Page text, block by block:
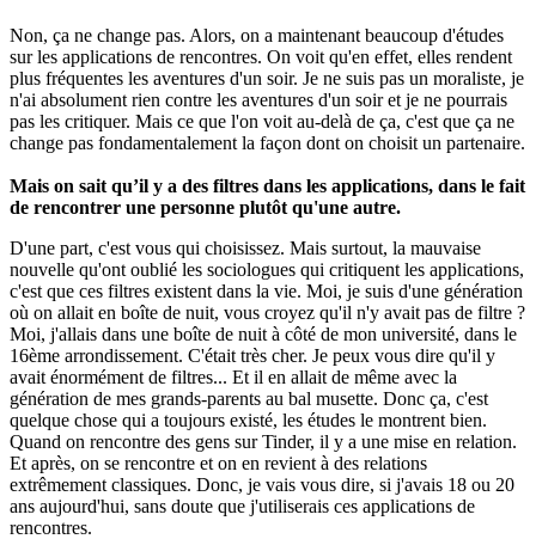
Non, ça ne change pas. Alors, on a maintenant beaucoup d'études
sur les applications de rencontres. On voit qu'en effet, elles rendent
plus fréquentes les aventures d'un soir. Je ne suis pas un moraliste, je
n'ai absolument rien contre les aventures d'un soir et je ne pourrais
pas les critiquer. Mais ce que l'on voit au-delà de ça, c'est que ça ne
change pas fondamentalement la façon dont on choisit un partenaire.
Mais on sait qu’il y a des filtres dans les applications, dans le fait
de rencontrer une personne plutôt qu'une autre.
D'une part, c'est vous qui choisissez. Mais surtout, la mauvaise
nouvelle qu'ont oublié les sociologues qui critiquent les applications,
c'est que ces filtres existent dans la vie. Moi, je suis d'une génération
où on allait en boîte de nuit, vous croyez qu'il n'y avait pas de filtre ?
Moi, j'allais dans une boîte de nuit à côté de mon université, dans le
16ème arrondissement. C'était très cher. Je peux vous dire qu'il y
avait énormément de filtres... Et il en allait de même avec la
génération de mes grands-parents au bal musette. Donc ça, c'est
quelque chose qui a toujours existé, les études le montrent bien.
Quand on rencontre des gens sur Tinder, il y a une mise en relation.
Et après, on se rencontre et on en revient à des relations
extrêmement classiques. Donc, je vais vous dire, si j'avais 18 ou 20
ans aujourd'hui, sans doute que j'utiliserais ces applications de
rencontres.